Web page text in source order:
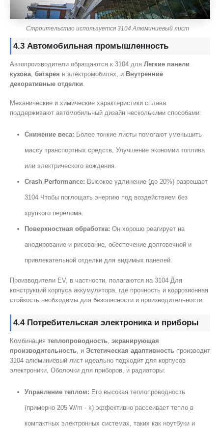
Строительство используется 3104 Алюминиевый лист
4.3 Автомобильная промышленность
Автопроизводители обращаются к 3104 для Легкие панели
кузова, батарея в электромобилях, и Внутренние
декоративные отделки.
Механические и химические характеристики сплава
поддерживают автомобильный дизайн несколькими способами:
Снижение веса: Более тонкие листы помогают уменьшить
массу транспортных средств, Улучшение экономии топлива
или электрического вождения.
Crash Performance: Высокое удлинение (до 20%) разрешает
3104 Чтобы поглощать энергию под воздействием без
хрупкого перелома.
Поверхностная обработка: Он хорошо реагирует на
анодирование и рисование, обеспечение долговечной и
привлекательной отделки для видимых панелей.
Производители EV, в частности, полагаются на 3104 Для
конструкций корпуса аккумулятора, где прочность и коррозионная
стойкость необходимы для безопасности и производительности.
4.4 Потребительская электроника и приборы
Комбинация теплопроводность экранирующая
производительность , и Эстетическая адаптивность производит
3104 алюминиевый лист идеально подходит для корпусов
электроники, Оболочки для приборов, и радиаторы:
Управление теплом: Его высокая теплопроводность
(примерно 205 W/m · k) эффективно рассеивает тепло в
компактных электронных системах, таких как ноутбуки и